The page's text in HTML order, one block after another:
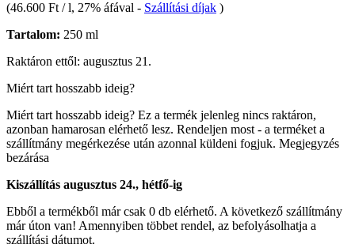
(46.600 Ft / l, 27% áfával - Szállítási díjak )
Tartalom: 250 ml
Raktáron ettől: augusztus 21.
Miért tart hosszabb ideig?
Miért tart hosszabb ideig? Ez a termék jelenleg nincs raktáron,
azonban hamarosan elérhető lesz. Rendeljen most - a terméket a
szállítmány megérkezése után azonnal küldeni fogjuk. Megjegyzés
bezárása
Kiszállítás augusztus 24., hétfő-ig
Ebből a termékből már csak 0 db elérhető. A következő szállítmány
már úton van! Amennyiben többet rendel, az befolyásolhatja a
szállítási dátumot.